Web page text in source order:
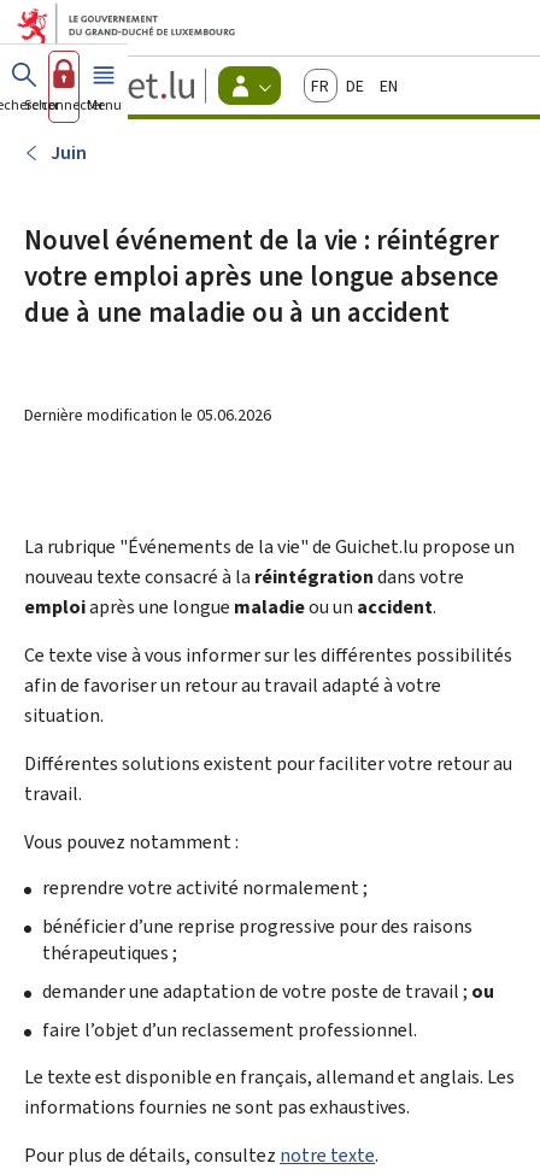
Aller au menu principal
Aller au contenu
Guichet.lu
Changer
d'espace
FrançaisDeutschEnglish
Se connecterMenu principal
Juin
Nouvel événement de la vie : réintégrer
votre emploi après une longue absence
due à une maladie ou à un accident
Dernière modification le 05.06.2026
La rubrique "Événements de la vie" de Guichet.lu propose un
nouveau texte consacré à la réintégrationdans votre
emploiaprès une longue maladieou un accident.
Ce texte vise à vous informer sur les différentes possibilités
afin de favoriser un retour au travail adapté à votre
situation.
Différentes solutions existent pour faciliter votre retour au
travail.
Vous pouvez notamment :
reprendre votre activité normalement ;
bénéficier d’une reprise progressive pour des raisons
thérapeutiques ;
demander une adaptation de votre poste de travail ; ou
faire l’objet d’un reclassement professionnel.
Le texte est disponible en français, allemand et anglais. Les
informations fournies ne sont pas exhaustives.
Pour plus de détails, consultez notre texte.